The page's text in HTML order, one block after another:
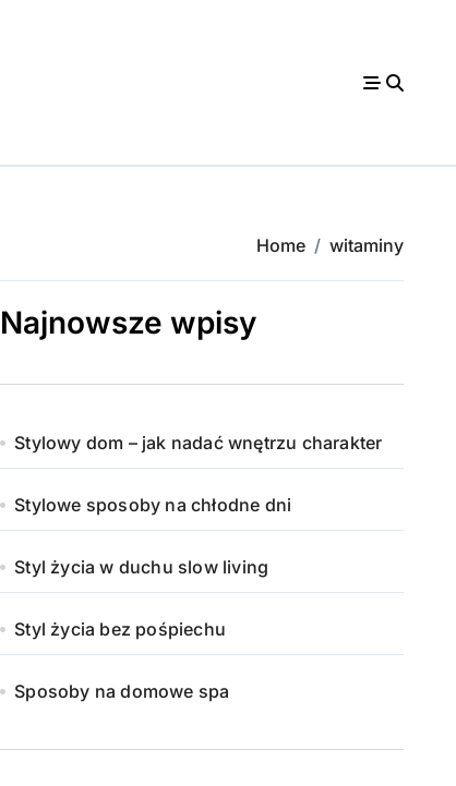
Home witaminy
Najnowsze wpisy
Stylowy dom – jak nadać wnętrzu charakter
Stylowe sposoby na chłodne dni
Styl życia w duchu slow living
Styl życia bez pośpiechu
Sposoby na domowe spa